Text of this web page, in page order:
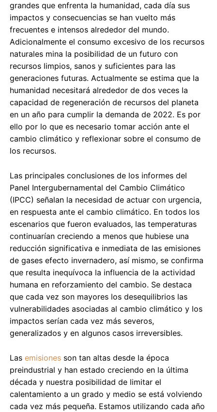
grandes que enfrenta la humanidad, cada día sus
impactos y consecuencias se han vuelto más
frecuentes e intensos alrededor del mundo.
Adicionalmente el consumo excesivo de los recursos
naturales mina la posibilidad de un futuro con
recursos limpios, sanos y suficientes para las
generaciones futuras. Actualmente se estima que la
humanidad necesitará alrededor de dos veces la
capacidad de regeneración de recursos del planeta
en un año para cumplir la demanda de 2022. Es por
ello por lo que es necesario tomar acción ante el
cambio climático y reflexionar sobre el consumo de
los recursos.
Las principales conclusiones de los informes del
Panel Intergubernamental del Cambio Climático
(IPCC) señalan la necesidad de actuar con urgencia,
en respuesta ante el cambio climático. En todos los
escenarios que fueron evaluados, las temperaturas
continuarían creciendo a menos que hubiese una
reducción significativa e inmediata de las emisiones
de gases efecto invernadero, así mismo, se confirma
que resulta inequívoca la influencia de la actividad
humana en reforzamiento del cambio. Se destaca
que cada vez son mayores los desequilibrios las
vulnerabilidades asociadas al cambio climático y los
impactos serían cada vez más severos,
generalizados y en algunos casos irreversibles.
Las emisiones son tan altas desde la época
preindustrial y han estado creciendo en la última
década y nuestra posibilidad de limitar el
calentamiento a un grado y medio se está volviendo
cada vez más pequeña. Estamos utilizando cada año